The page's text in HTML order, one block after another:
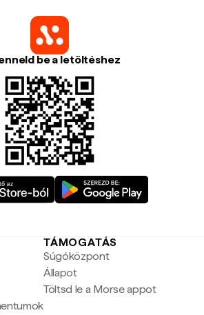
be a letöltéshez
TÁMOGATÁS
Súgóközpont
Állapot
Töltsd le a Morse appot